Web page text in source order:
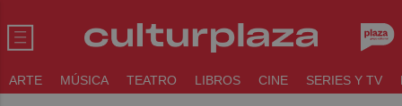
ARTE MÚSICA TEATRO LIBROS CINE SERIES Y TV